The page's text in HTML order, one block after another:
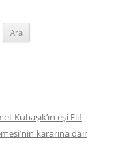
Kubaşık’ın eşi Elif
kararına dair